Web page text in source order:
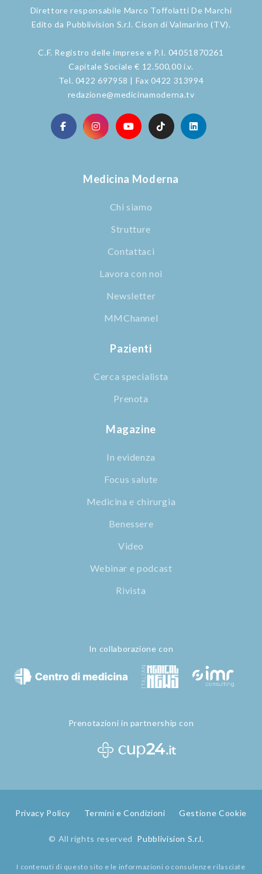
Direttore responsabile Marco Toffolatti De Marchi
Edito da Pubblivision S.r.l. Cison di Valmarino (TV).
C.F. Registro delle imprese e P.I. 04051870261
Capitale Sociale € 12.500,00 i.v.
Tel. 0422 697958 | Fax 0422 313994
redazione@medicinamoderna.tv
Medicina Moderna
Chi siamo
Strutture
Contattaci
Lavora con noi
Newsletter
MMChannel
Pazienti
Cerca specialista
Prenota
Magazine
In evidenza
Focus salute
Medicina e chirurgia
Benessere
Video
Webinar e podcast
Rivista
In collaborazione con
Prenotazioni in partnership con
Privacy Policy Termini e Condizioni Gestione Cookie
© All rights reserved Pubblivision S.r.l.
I contenuti di questo sito e le informazioni o consulenze rilasciate